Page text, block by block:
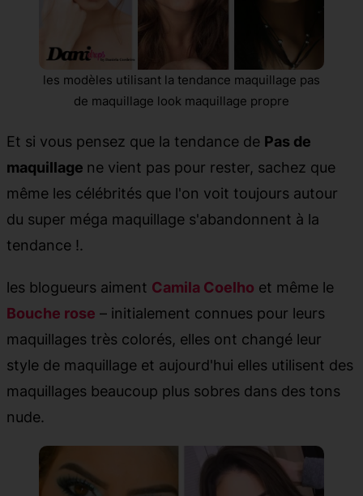
les modèles utilisant la tendance maquillage pas
de maquillage look maquillage propre
Et si vous pensez que la tendance de Pas de
maquillage ne vient pas pour rester, sachez que
même les célébrités que l'on voit toujours autour
du super méga maquillage s'abandonnent à la
tendance !.
les blogueurs aiment Camila Coelho et même le
Bouche rose – initialement connues pour leurs
maquillages très colorés, elles ont changé leur
style de maquillage et aujourd'hui elles utilisent des
maquillages beaucoup plus sobres dans des tons
nude.